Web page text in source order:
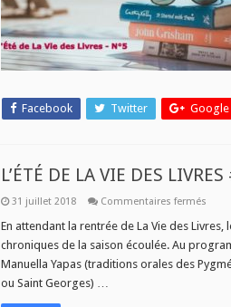
15
août
2018
Facebook Twitter Google
L’ÉTÉ DE LA VIE DES
31 juillet 2018 Commentaires ferméssur
DE
VIE
DES
En attendant la rentrée de La Vie des
chroniques de la saison écoulée. Au
Manuella Yapas (traditions orales des
ou Saint Georges) …